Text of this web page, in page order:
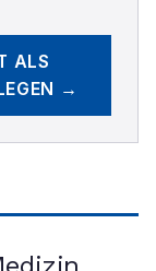
ALS
→